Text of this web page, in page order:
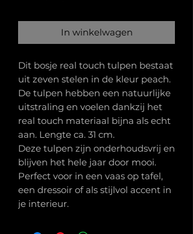
In winkelwagen
Dit bosje real touch tulpen bestaat
uit zeven stelen in de kleur peach.
De tulpen hebben een natuurlijke
uitstraling en voelen dankzij het
real touch materiaal bijna als echt
aan. Lengte ca. 31 cm.
Deze tulpen zijn onderhoudsvrij en
blijven het hele jaar door mooi.
Perfect voor in een vaas op tafel,
een dressoir of als stijlvol accent in
je interieur.